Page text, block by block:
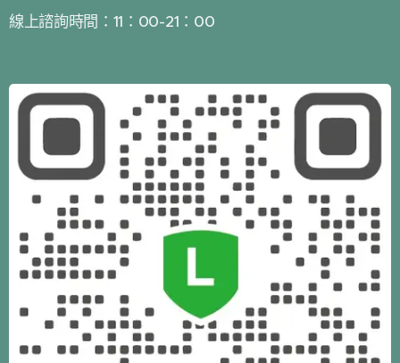
線上諮詢時間：11：00-21：00